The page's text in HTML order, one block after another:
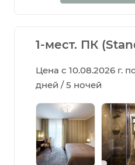
1-мест. ПК
Цена с 10.08.2026 г.
дней / 5 ночей